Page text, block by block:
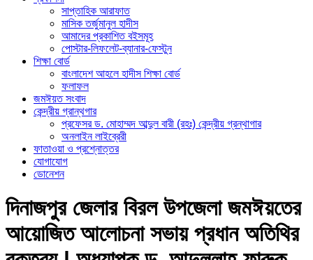
সাপ্তাহিক আরাফাত
মাসিক তর্জুমানুল হাদীস
আমাদের প্রকাশিত বইসমূহ
পোস্টার-লিফলেট-ব্যানার-ফেস্টুন
শিক্ষা বোর্ড
বাংলাদেশ আহলে হাদীস শিক্ষা বোর্ড
ফলাফল
জমঈয়ত সংবাদ
কেন্দ্রীয় গ্রান্থগার
প্রফেসর ড. মোহাম্মদ আব্দুল বারী (রহঃ) কেন্দ্রীয় গ্রন্থাগার
অনলাইন লাইব্রেরী
ফাতাওয়া ও প্রশ্নোত্তর
যোগাযোগ
ডোনেশন
দিনাজপুর জেলার বিরল উপজেলা জমঈয়তের
আয়োজিত আলোচনা সভায় প্রধান অতিথির